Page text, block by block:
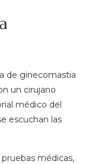
de ginecomastia
un cirujano
médico del
escuchan las
médicas,